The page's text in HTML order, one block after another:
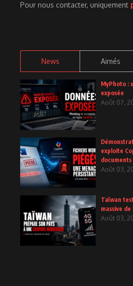
Pour nous contacter, uniquement
News Aimés
MyPhoto :
exposée
Août 07,
exploite
documents
Août 03,
Taïwan
massive
Août 03,